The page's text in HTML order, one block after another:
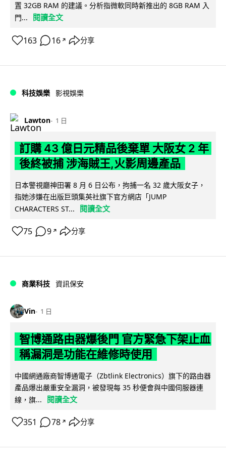
置 32GB RAM 的建議。分析指微軟同時新推出的 8GB RAM 入
門...
閱讀全文
163 16 ↗ 分享
科技娛樂 影視娛樂
Lawton 1 日
訂購 43 億日元精品後棄單 大阪女 2 年
後終被捕 涉海賊王,火影周邊產品
日本警視廳神田署 8 月 6 日公布，拘捕一名 32 歲大阪女子，
指她涉嫌在出版巨頭集英社旗下官方網店「JUMP
CHARACTERS ST...
閱讀全文
75 9 ↗ 分享
商業科技 資訊保安
Vin 1 日
智博通路由器爆後門 官方緊急下架止血
稱漏洞是功能在維修時使用
中國網通廠商智博通電子（Zbtlink Electronics）旗下的路由器
產品爆出嚴重安全漏洞，被發現每 35 秒便會與中國伺服器連
線，旗...
閱讀全文
351 78 ↗ 分享